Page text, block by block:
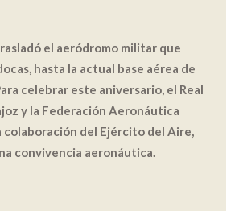
el aeródromo militar que
hasta la actual base aérea de
celebrar este aniversario, el Real
y la Federación Aeronáutica
colaboración del Ejército del Aire,
convivencia aeronáutica.